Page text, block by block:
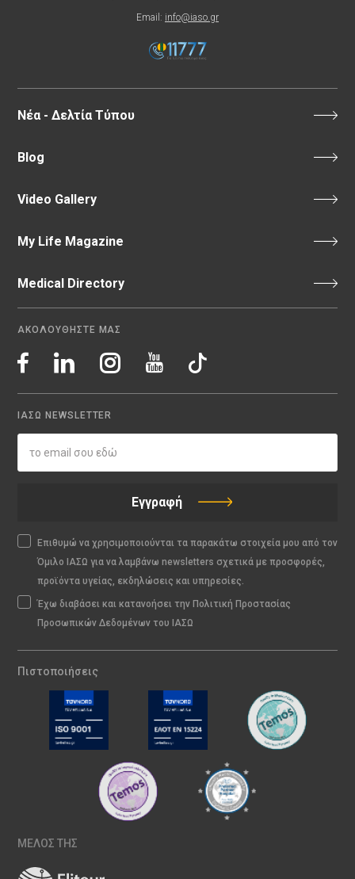
Email: info@iaso.gr
Νέα - Δελτία Τύπου
Blog
Video Gallery
My Life Magazine
Medical Directory
ΑΚΟΛΟΥΘΗΣΤΕ ΜΑΣ
ΙΑΣΩ NEWSLETTER
Εγγραφή
Επιθυμώ να χρησιμοποιούνται τα παρακάτω στοιχεία μου από τον
Όμιλο ΙΑΣΩ για να λαμβάνω newsletters σχετικά με προσφορές,
προϊόντα υγείας, εκδηλώσεις και υπηρεσίες.
Έχω διαβάσει και κατανοήσει την Πολιτική Προστασίας
Προσωπικών Δεδομένων του ΙΑΣΩ
Πιστοποιήσεις
ΜΕΛΟΣ ΤΗΣ